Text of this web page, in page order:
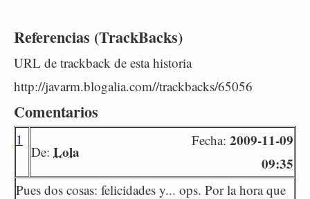
Referencias (TrackBacks)
URL de trackback de esta historia
http://javarm.blogalia.com//trackbacks/65056
Comentarios
1
De: Lola
Fecha: 2009-11-09
09:35
Pues dos cosas: felicidades y... ops. Por la hora que